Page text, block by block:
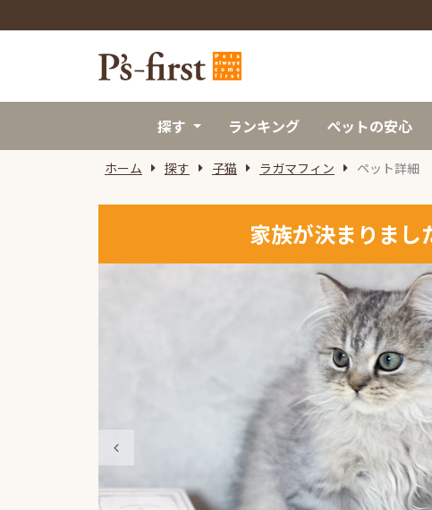
探す ランキング ペットの安心
ホーム 探す 子猫 ラガマフィン ペット詳細
家族が決まりまし